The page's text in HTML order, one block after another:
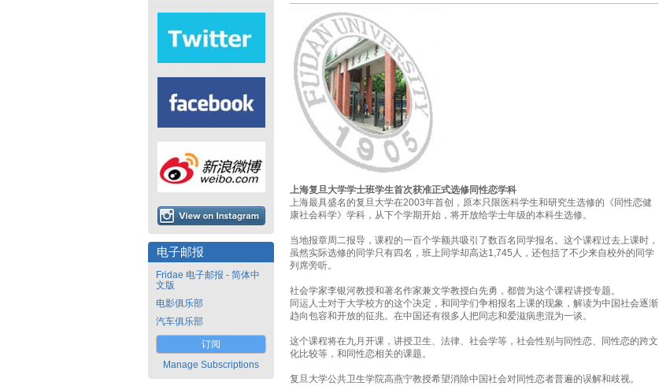
电子邮报
Fridae 电子邮报 - 简体中
文版
电影俱乐部
汽车俱乐部
订阅
Manage Subscriptions
上海复旦大学学士班学生首次获准正式选修同性恋学科
上海最具盛名的复旦大学在2003年首创，原本只限医科学生和研究生选修的《同性恋健
康社会科学》学科，从下个学期开始，将开放给学士年级的本科生选修。
当地报章周二报导，课程的一百个学额共吸引了数百名同学报名。这个课程过去上课时，
虽然实际选修的同学只有四名，班上同学却高达1,745人，还包括了不少来自校外的同学
列席旁听。
社会学家李银河教授和著名作家兼文学教授白先勇，都曾为这个课程讲授专题。
同运人士对于大学校方的这个决定，和同学们争相报名上课的现象，解读为中国社会逐渐
趋向包容和开放的征兆。在中国还有很多人把同志和爱滋病患混为一谈。
这个课程将在九月开课，讲授卫生、法律、社会学等，社会性别与同性恋、同性恋的跨文
化比较等，和同性恋相关的课题。
复旦大学公共卫生学院高燕宁教授希望消除中国社会对同性恋者普遍的误解和歧视。